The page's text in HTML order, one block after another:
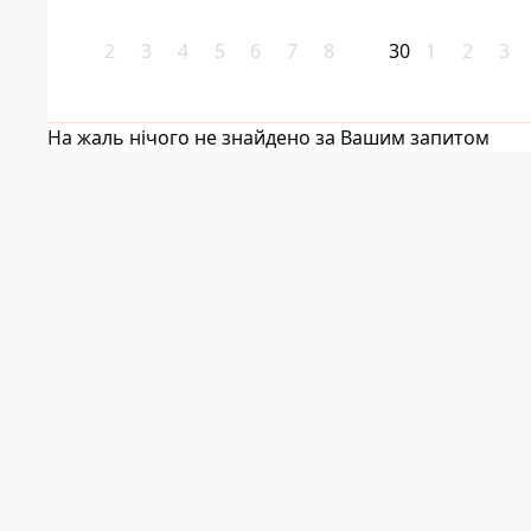
2 3 4 5 6 7 8 30 1 2 3
На жаль нічого не знайдено за Вашим запитом